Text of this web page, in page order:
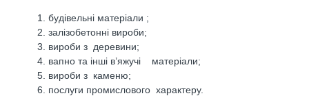
будівельні матеріали ;
залізобетонні вироби;
вироби з деревини;
вапно та інші в’яжучі матеріали;
вироби з каменю;
послуги промислового характеру.